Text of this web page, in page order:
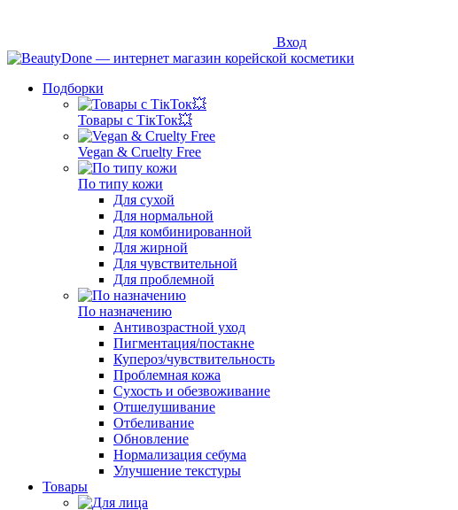
Вход
Подборки
Товары с ТікТок💥
Vegan & Cruelty Free
По типу кожи
Для сухой
Для нормальной
Для комбинированной
Для жирной
Для чувствительной
Для проблемной
По назначению
Антивозрастной уход
Пигментация/постакне
Купероз/чувствительность
Проблемная кожа
Сухость и обезвоживание
Отшелушивание
Отбеливание
Обновление
Нормализация себума
Улучшение текстуры
Товары